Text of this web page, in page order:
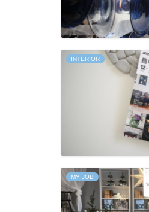
INTERIOR
MY JOB